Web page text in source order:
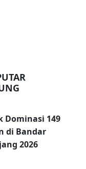
Dominasi 149
di Bandar
2026